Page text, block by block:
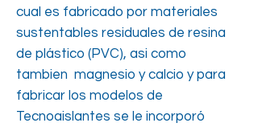
cual es fabricado por materiales
sustentables residuales de resina
de plástico (PVC), asi como
tambien magnesio y calcio y para
fabricar los modelos de
Tecnoaislantes se le incorporó